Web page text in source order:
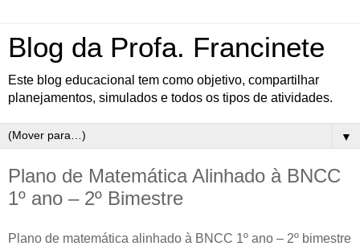
Blog da Profa. Francinete
Este blog educacional tem como objetivo, compartilhar
planejamentos, simulados e todos os tipos de atividades.
▼
Plano de Matemática Alinhado à BNCC
1º ano – 2º Bimestre
Plano de matemática alinhado à BNCC 1º ano – 2º bimestre